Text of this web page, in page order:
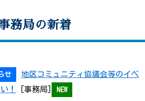
務局の新着
せ
地区コミュニティ協議会等のイベ
！
[事務局] NEW